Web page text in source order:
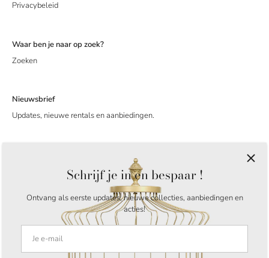
Schrijf je in en bespaar !
Ontvang als eerste updates, nieuwe collecties, aanbiedingen en
acties!
Privacybeleid
Waar ben je naar op zoek?
Zoeken
Nieuwsbrief
Updates, nieuwe rentals en aanbiedingen.
Taal
Nederlands